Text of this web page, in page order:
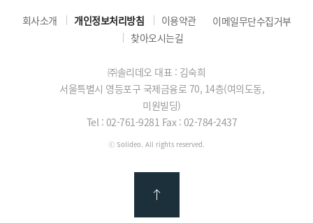
회사소개 개인정보처리방침 이용약관
이메일무단수집거부
찾아오시는길
㈜솔리데오 대표 : 김숙희
서울특별시 영등포구 국제금융로 70, 14층(여의도동,
미원빌딩)
Tel : 02-761-9281 Fax : 02-784-2437
ⓒ Solideo. All rights reserved.